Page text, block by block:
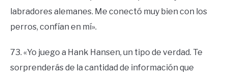
labradores alemanes. Me conectó muy bien con los
perros, confían en mí».
73. «Yo juego a Hank Hansen, un tipo de verdad. Te
sorprenderás de la cantidad de información que